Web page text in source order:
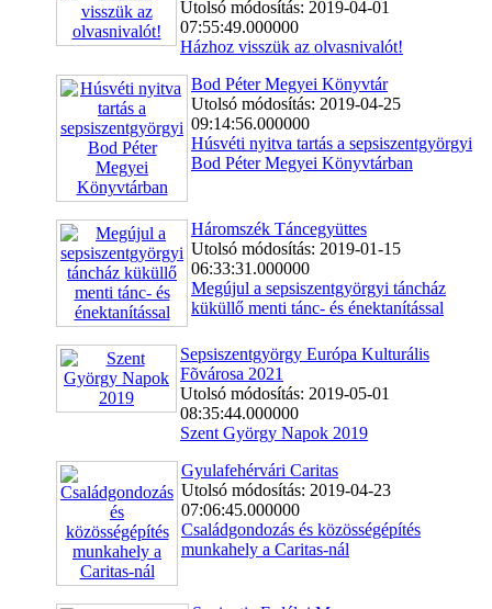
Utolsó módosítás: 2019-04-01
07:55:49.000000
Házhoz visszük az olvasnivalót!
Bod Péter Megyei Könyvtár
Utolsó módosítás: 2019-04-25
09:14:56.000000
Húsvéti nyitva tartás a sepsiszentgyörgyi
Bod Péter Megyei Könyvtárban
Háromszék Táncegyüttes
Utolsó módosítás: 2019-01-15
06:33:31.000000
Megújul a sepsiszentgyörgyi táncház
küküllő menti tánc- és énektanítással
Sepsiszentgyörgy Európa Kulturális
Fõvárosa 2021
Utolsó módosítás: 2019-05-01
08:35:44.000000
Szent György Napok 2019
Gyulafehérvári Caritas
Utolsó módosítás: 2019-04-23
07:06:45.000000
Családgondozás és közösségépítés
munkahely a Caritas-nál